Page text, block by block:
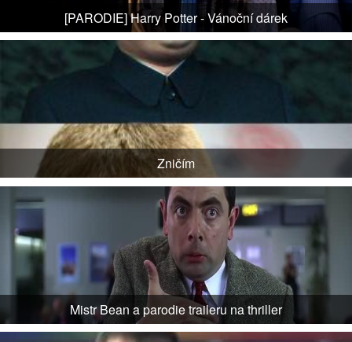
[PARODIE] Harry Potter - Vánoční dárek
Zničím
Mistr Bean a parodie traileru na thriller